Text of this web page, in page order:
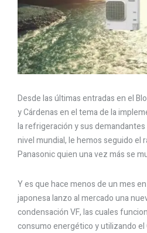
Desde las últimas entradas en el
y Cárdenas en el tema de la
la refrigeración y sus
nivel mundial, le hemos seguido el
Panasonic quien una vez más se
Y es que hace menos de un mes
japonesa lanzo al mercado una
condensación VF, las cuales
consumo energético y utilizando